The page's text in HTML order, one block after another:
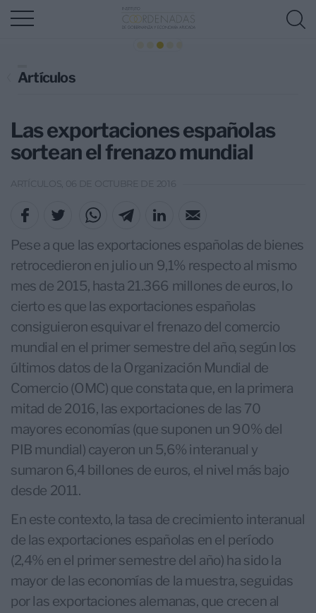
Artículos
Las exportaciones españolas
sortean el frenazo mundial
ARTÍCULOS, 06 DE OCTUBRE DE 2016
Pese a que las exportaciones españolas de bienes
retrocedieron en julio un 9,1% respecto al mismo
mes de 2015, hasta 21.366 millones de euros, lo
cierto es que las exportaciones españolas
consiguieron esquivar el frenazo del comercio
mundial en el primer semestre del año, según los
últimos datos de la Organización Mundial de
Comercio (OMC) que constata que, en la primera
mitad de 2016, las exportaciones de las 70
mayores economías (que suponen un 90% del
PIB mundial) cayeron un 5,6% interanual y
sumaron 6,4 billones de euros, el nivel más bajo
desde 2011.
En este contexto, la tasa de crecimiento interanual
de las exportaciones españolas en el período
(2,4% en el primer semestre del año) ha sido la
mayor de las economías de la muestra, seguidas
por las exportaciones alemanas, que crecen al